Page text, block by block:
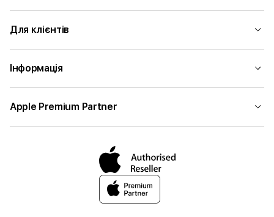
Для клієнтів
Інформація
Apple Premium Partner